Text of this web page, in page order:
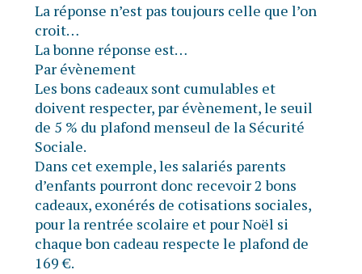
La réponse n’est pas toujours celle que l’on
croit…
La bonne réponse est…
Par évènement
Les bons cadeaux sont cumulables et
doivent respecter, par évènement, le seuil
de 5 % du plafond menseul de la Sécurité
Sociale.
Dans cet exemple, les salariés parents
d’enfants pourront donc recevoir 2 bons
cadeaux, exonérés de cotisations sociales,
pour la rentrée scolaire et pour Noël si
chaque bon cadeau respecte le plafond de
169 €.